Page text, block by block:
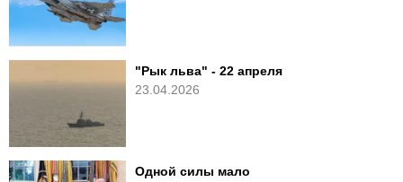
"Рык льва" - 22 апреля
23.04.2026
Одной силы мало